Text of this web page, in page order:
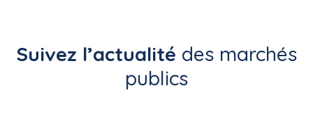
Suivez l’actualité des marchés
publics